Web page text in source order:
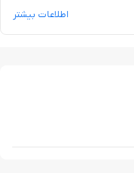
اطلاعات بیشتر